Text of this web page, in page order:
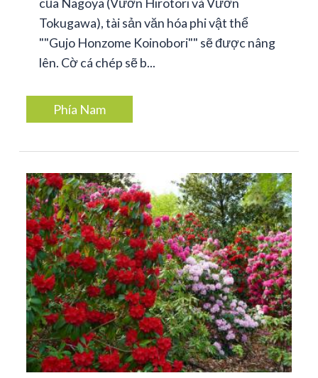
Tokugawa), tài sản văn hóa phi vật thể
""Gujo Honzome Koinobori"" sẽ được nâng
lên. Cờ cá chép sẽ b...
Phía Nam